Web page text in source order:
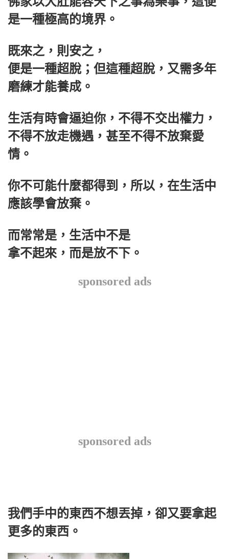
是一種極高的境界。
既來之，則安之，
便是一種超脫；但這種超脫，又需多年
磨練才能養成。
生活有時會逼迫你，不得不交出權力，
不得不放走機遇，甚至不得不放棄愛
情。
你不可能什麼都得到，所以，在生活中
應該學會放棄。
而常常是，生活中不是
拿不起來，而是放不下。
sponsored ads
sponsored ads
我們手中的東西不想丟掉，卻又要拿起
更多的東西。